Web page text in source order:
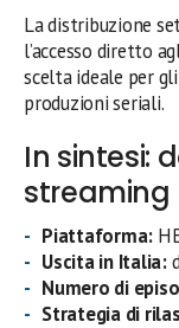
La distribuzione
l’accesso diretto
scelta ideale per
produzioni seriali.
In sintesi:
streaming
Piattaforma:
Uscita in Italia:
Numero di
Strategia di